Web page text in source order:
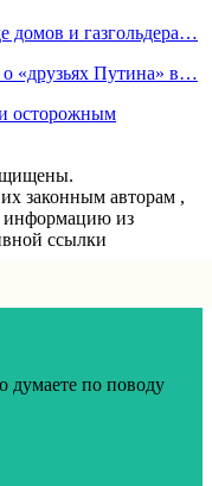
домов и газгольдера…
«друзьях Путина» в…
осторожным
законным авторам ,
информацию из
ссылки
думаете по поводу